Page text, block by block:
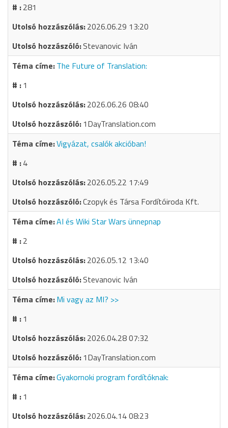
281
2026.06.29 13:20
Stevanovic Iván
The Future of Translation:
1
2026.06.26 08:40
1DayTranslation.com
Vigyázat, csalók akcióban!
4
2026.05.22 17:49
Czopyk és Társa Fordítóiroda Kft.
AI és Wiki Star Wars ünnepnap
2
2026.05.12 13:40
Stevanovic Iván
Mi vagy az MI? >>
1
2026.04.28 07:32
1DayTranslation.com
Gyakornoki program fordítóknak:
1
2026.04.14 08:23